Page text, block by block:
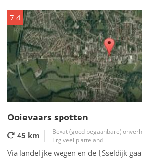
7.4
Ooievaars spotten
45 km
Bevat (goed begaanbare)
Erg veel platteland
Via landelijke wegen en de IJSseldijk